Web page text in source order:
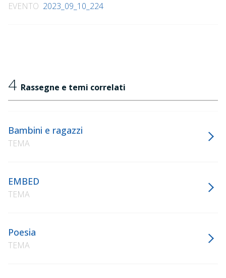
EVENTO 2023_09_10_224
4 Rassegne e temi correlati
Bambini e ragazzi
TEMA
EMBED
TEMA
Poesia
TEMA